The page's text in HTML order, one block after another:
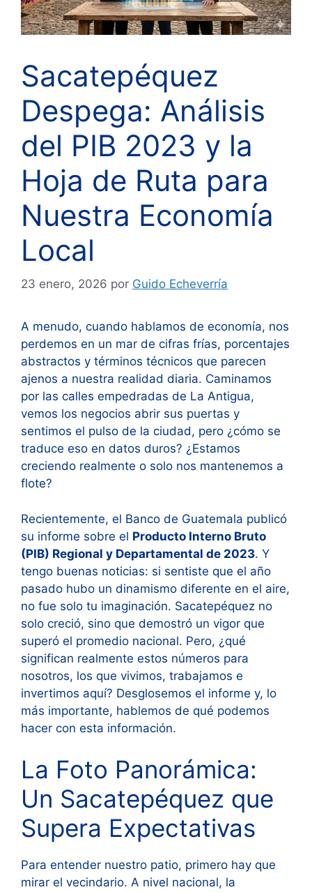
Sacatepéquez
Despega: Análisis
del PIB 2023 y la
Hoja de Ruta para
Nuestra Economía
Local
23 enero, 2026 por Guido Echeverría
A menudo, cuando hablamos de economía, nos
perdemos en un mar de cifras frías, porcentajes
abstractos y términos técnicos que parecen
ajenos a nuestra realidad diaria. Caminamos
por las calles empedradas de La Antigua,
vemos los negocios abrir sus puertas y
sentimos el pulso de la ciudad, pero ¿cómo se
traduce eso en datos duros? ¿Estamos
creciendo realmente o solo nos mantenemos a
flote?
Recientemente, el Banco de Guatemala publicó
su informe sobre el Producto Interno Bruto
(PIB) Regional y Departamental de 2023. Y
tengo buenas noticias: si sentiste que el año
pasado hubo un dinamismo diferente en el aire,
no fue solo tu imaginación. Sacatepéquez no
solo creció, sino que demostró un vigor que
superó el promedio nacional. Pero, ¿qué
significan realmente estos números para
nosotros, los que vivimos, trabajamos e
invertimos aquí? Desglosemos el informe y, lo
más importante, hablemos de qué podemos
hacer con esta información.
La Foto Panorámica:
Un Sacatepéquez que
Supera Expectativas
Para entender nuestro patio, primero hay que
mirar el vecindario. A nivel nacional, la